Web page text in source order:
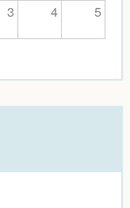
3 4 5